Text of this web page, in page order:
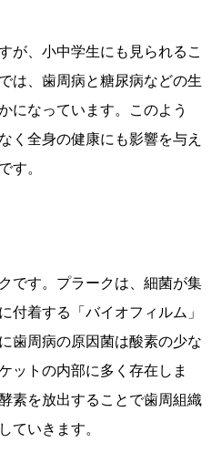
が、小中学生にも見られるこ
は、歯周病と糖尿病などの生
になっています。このよう
く全身の健康にも影響を与え
す。
です。プラークは、細菌が集
付着する「バイオフィルム」
歯周病の原因菌は酸素の少な
ットの内部に多く存在しま
素を放出することで歯周組織
ていきます。